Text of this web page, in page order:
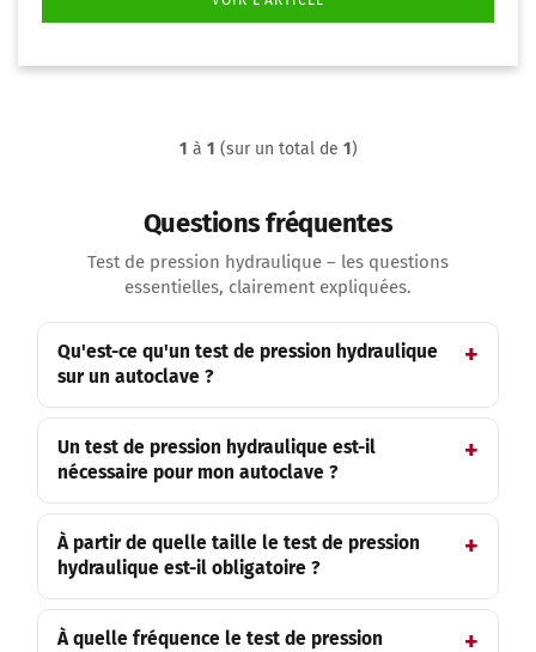
1 à 1 (sur un total de 1)
Questions fréquentes
Test de pression hydraulique – les questions
essentielles, clairement expliquées.
Qu'est-ce qu'un test de pression hydraulique
sur un autoclave ?
Un test de pression hydraulique est-il
nécessaire pour mon autoclave ?
À partir de quelle taille le test de pression
hydraulique est-il obligatoire ?
À quelle fréquence le test de pression